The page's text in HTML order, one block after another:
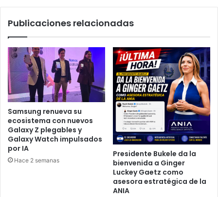
Publicaciones relacionadas
Samsung renueva su
ecosistema con nuevos
Galaxy Z plegables y
Galaxy Watch impulsados
por IA
Hace 2 semanas
Presidente Bukele da la
bienvenida a Ginger
Luckey Gaetz como
asesora estratégica de la
ANIA